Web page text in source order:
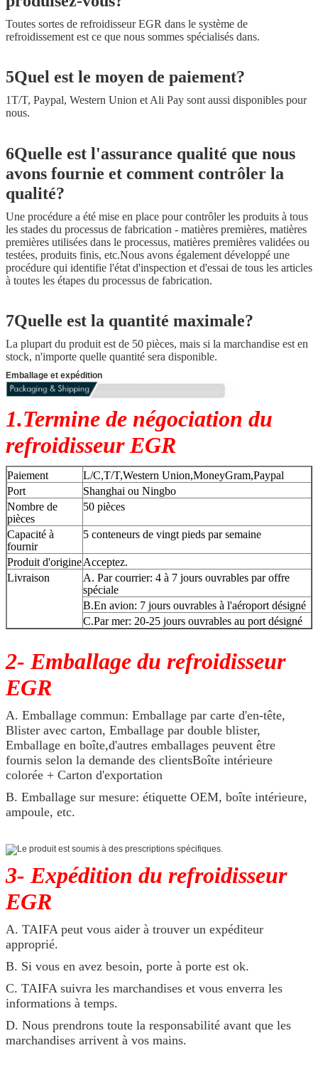
Toutes sortes de refroidisseur EGR dans le système de
refroidissement est ce que nous sommes spécialisés dans.
5Quel est le moyen de paiement?
1T/T, Paypal, Western Union et Ali Pay sont aussi disponibles pour
nous.
6Quelle est l'assurance qualité que nous
avons fournie et comment contrôler la
qualité?
Une procédure a été mise en place pour contrôler les produits à tous
les stades du processus de fabrication - matières premières, matières
premières utilisées dans le processus, matières premières validées ou
testées, produits finis, etc.Nous avons également développé une
procédure qui identifie l'état d'inspection et d'essai de tous les articles
à toutes les étapes du processus de fabrication.
7Quelle est la quantité maximale?
La plupart du produit est de 50 pièces, mais si la marchandise est en
stock, n'importe quelle quantité sera disponible.
Emballage et expédition
1.Termine de négociation du
refroidisseur EGR
Paiement
L/C,T/T,Western Union,MoneyGram,Paypal
Port
Shanghai ou Ningbo
Nombre de
pièces
50 pièces
Capacité à
fournir
5 conteneurs de vingt pieds par semaine
Produit d'origineAcceptez.
Livraison
A. Par courrier: 4 à 7 jours ouvrables par offre
spéciale
B.En avion: 7 jours ouvrables à l'aéroport désigné
C.Par mer: 20-25 jours ouvrables au port désigné
2- Emballage du refroidisseur
EGR
A. Emballage commun: Emballage par carte d'en-tête,
Blister avec carton, Emballage par double blister,
Emballage en boîte,d'autres emballages peuvent être
fournis selon la demande des clientsBoîte intérieure
colorée + Carton d'exportation
B. Emballage sur mesure: étiquette OEM, boîte intérieure,
ampoule, etc.
3- Expédition du refroidisseur
EGR
A. TAIFA peut vous aider à trouver un expéditeur
approprié.
B. Si vous en avez besoin, porte à porte est ok.
C. TAIFA suivra les marchandises et vous enverra les
informations à temps.
D. Nous prendrons toute la responsabilité avant que les
marchandises arrivent à vos mains.